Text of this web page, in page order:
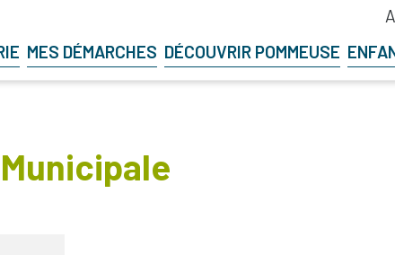
MES DÉMARCHES DÉCOUVRIR POMMEUSE